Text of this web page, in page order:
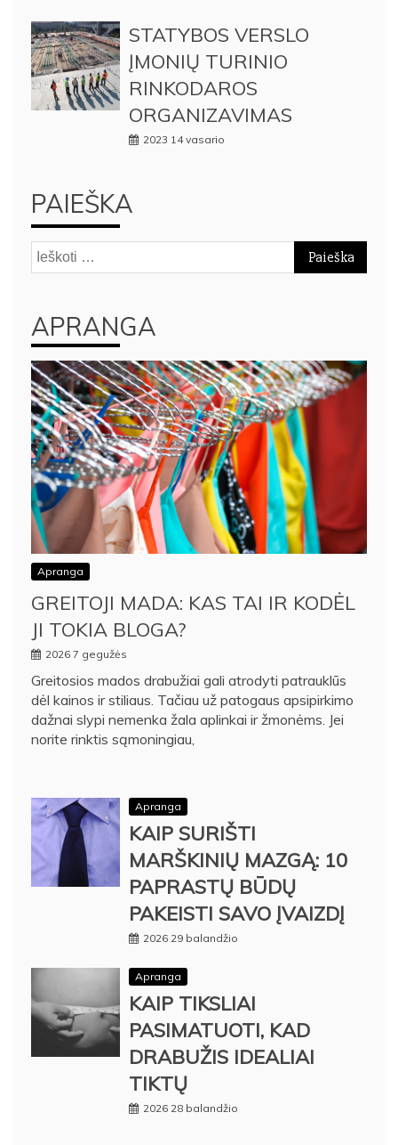
STATYBOS VERSLO
ĮMONIŲ TURINIO
RINKODAROS
ORGANIZAVIMAS
2023 14 vasario
PAIEŠKA
Ieškoti:
APRANGA
Apranga
GREITOJI MADA: KAS TAI IR KODĖL
JI TOKIA BLOGA?
2026 7 gegužės
Greitosios mados drabužiai gali atrodyti patrauklūs
dėl kainos ir stiliaus. Tačiau už patogaus apsipirkimo
dažnai slypi nemenka žala aplinkai ir žmonėms. Jei
norite rinktis sąmoningiau,
Apranga
KAIP SURIŠTI
MARŠKINIŲ MAZGĄ: 10
PAPRASTŲ BŪDŲ
PAKEISTI SAVO ĮVAIZDĮ
2026 29 balandžio
Apranga
KAIP TIKSLIAI
PASIMATUOTI, KAD
DRABUŽIS IDEALIAI
TIKTŲ
2026 28 balandžio